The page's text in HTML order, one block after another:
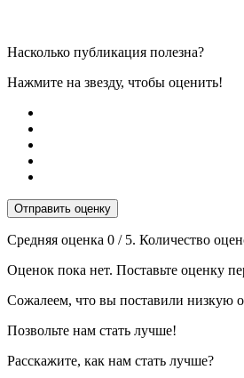
Насколько публикация полезна?
Нажмите на звезду, чтобы оценить!
Отправить оценку
Средняя оценка 0 / 5. Количество
Оценок пока нет. Поставьте оценку
Сожалеем, что вы поставили низкую
Позвольте нам стать лучше!
Расскажите, как нам стать лучше?